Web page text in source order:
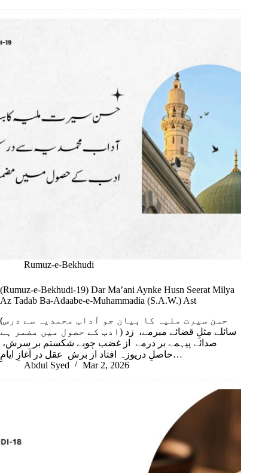
Rumuz-e-Bekhudi
(Rumuz-e-Bekhudi-19) Dar Ma’ani Aynke Husn Seerat Milya
Az Tadab Ba-Adaabe-e-Muhammadia (S.A.W.) Ast
(حسن سیرت ملیہ کا بیان جو آداب محمدیہ سے درس
ادب کے حصول میں مضمر ہے) سائلے مثلِ قضائے مبرمے، زد
صدائے پیہمے بر درمے از غضب چوبے شکستم بر سرش،
حاصلِ دریوزہ افتاد از برش عقل در آغازِ ایامِ…
Abdul Syed
Mar 2, 2026